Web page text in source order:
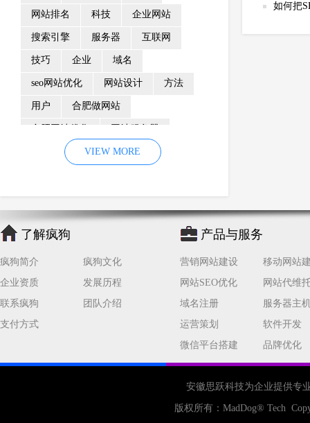
网站排名 科技 企业网站
搜索引擎 服务器 互联网
技巧 企业 域名
seo网站优化 网站设计 方法
用户 合肥做网站
优化 网站降权
企业网站建设 效果 页面
网络营销 因素 网络公司
网站流量
百度优化 网站收录
网站seo 专业
VIEW MORE
如何把
了解疯狗
疯狗简介
疯狗文化
企业资质
发展历程
联系疯狗
团队介绍
支付方式
产品与服务
营销网站建设
移动网站
网站SEO优化
网站代维
域名注册
服务器主
运营策划
软件开发
微信平台搭建
品牌优化
安徽思跃科技为企业提供专
版权所有： MadDog® Tech